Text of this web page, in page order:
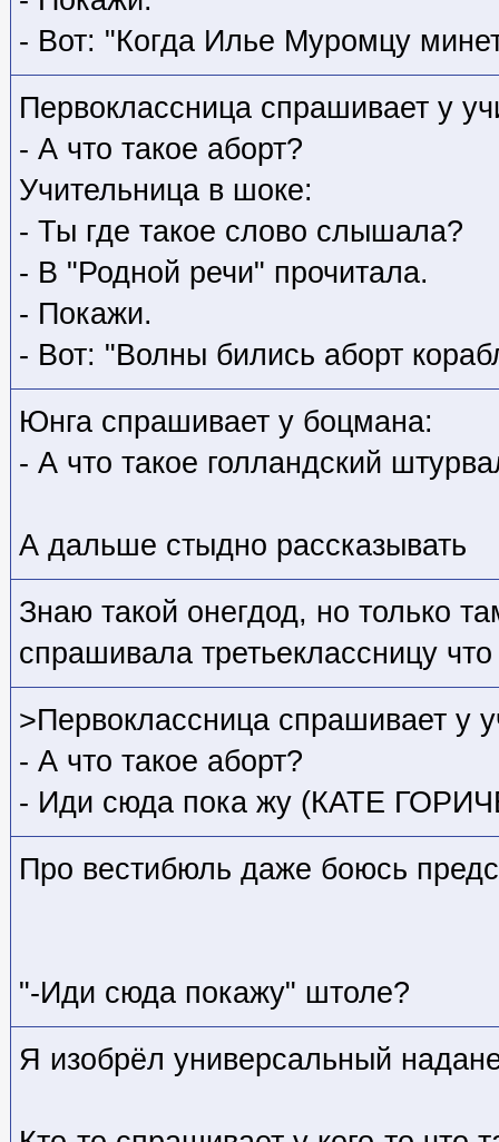
- Вот: "Когда Илье Муромцу
Первоклассница спрашивает у
- А что такое аборт?
Учительница в шоке:
- Ты где такое слово слышала?
- В "Родной речи" прочитала.
- Покажи.
- Вот: "Волны бились аборт
Юнга спрашивает у боцмана:
- А что такое голландский
А дальше стыдно рассказывать
Знаю такой онегдод, но только
спрашивала третьеклассницу
>Первоклассница спрашивает у
- А что такое аборт?
- Иди сюда пока жу (КАТЕ
Про вестибюль даже боюсь
"-Иди сюда покажу" штоле?
Я изобрёл универсальный